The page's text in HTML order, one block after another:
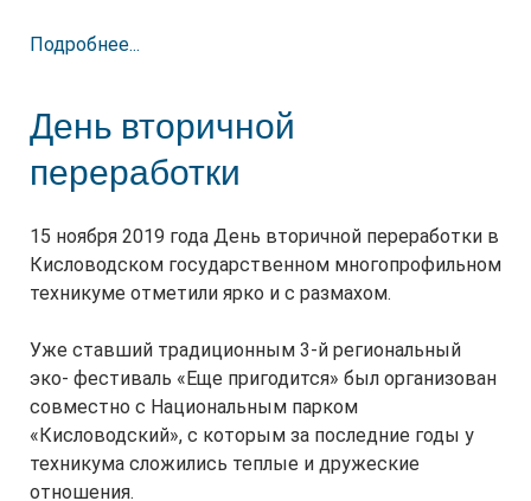
Подробнее...
День вторичной
переработки
15 ноября 2019 года День вторичной переработки в
Кисловодском государственном многопрофильном
техникуме отметили ярко и с размахом.
Уже ставший традиционным 3-й региональный
эко- фестиваль «Еще пригодится» был организован
совместно с Национальным парком
«Кисловодский», с которым за последние годы у
техникума сложились теплые и дружеские
отношения.